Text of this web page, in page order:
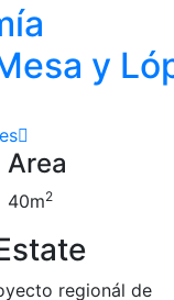
y
Area
40m2
regionál de